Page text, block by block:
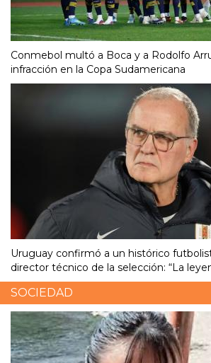
Conmebol multó a Boca y a Rodolfo
infracción en la Copa Sudamericana
Uruguay confirmó a un histórico
director técnico de la selección: “La
SOCIEDAD